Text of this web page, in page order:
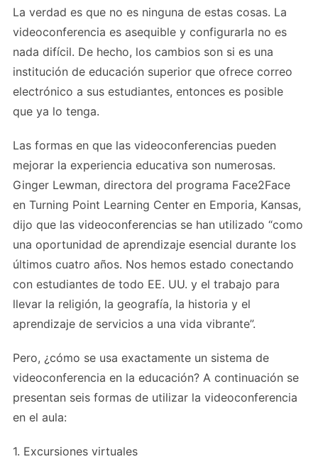
La verdad es que no es ninguna de estas cosas. La
videoconferencia es asequible y configurarla no es
nada difícil. De hecho, los cambios son si es una
institución de educación superior que ofrece correo
electrónico a sus estudiantes, entonces es posible
que ya lo tenga.
Las formas en que las videoconferencias pueden
mejorar la experiencia educativa son numerosas.
Ginger Lewman, directora del programa Face2Face
en Turning Point Learning Center en Emporia, Kansas,
dijo que las videoconferencias se han utilizado “como
una oportunidad de aprendizaje esencial durante los
últimos cuatro años. Nos hemos estado conectando
con estudiantes de todo EE. UU. y el trabajo para
llevar la religión, la geografía, la historia y el
aprendizaje de servicios a una vida vibrante”.
Pero, ¿cómo se usa exactamente un sistema de
videoconferencia en la educación? A continuación se
presentan seis formas de utilizar la videoconferencia
en el aula:
1. Excursiones virtuales